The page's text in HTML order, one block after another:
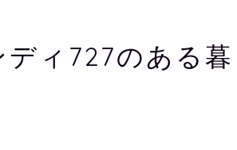
ディ727のある